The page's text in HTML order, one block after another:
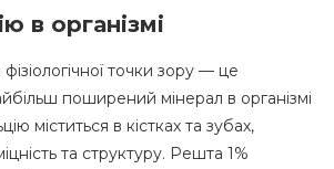
споживання кальцію
в організмі
точки зору — це
поширений мінерал в організмі
міститься в кістках та зубах,
та структуру. Решта 1%